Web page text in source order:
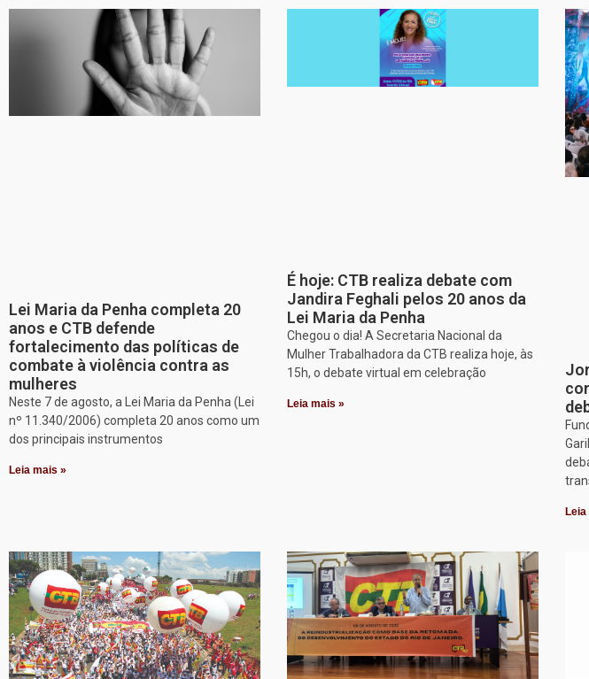
Lei Maria da Penha completa 20
anos e CTB defende
fortalecimento das políticas de
combate à violência contra as
mulheres
Neste 7 de agosto, a Lei Maria da Penha (Lei
nº 11.340/2006) completa 20 anos como um
dos principais instrumentos
Leia mais »
É hoje: CTB realiza debate com
Jandira Feghali pelos 20 anos da
Lei Maria da Penha
Chegou o dia! A Secretaria Nacional da
Mulher Trabalhadora da CTB realiza hoje, às
15h, o debate virtual em celebração
Leia mais »
Leia